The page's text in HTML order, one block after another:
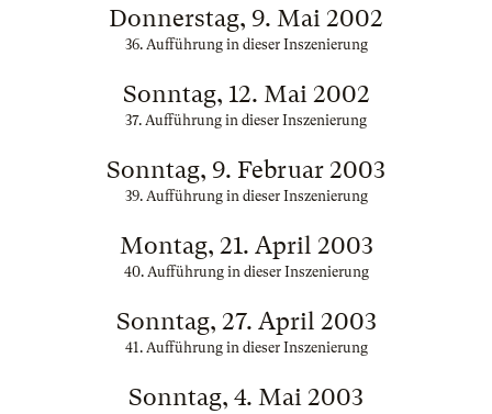
Donnerstag, 9. Mai 2002
36. Aufführung in dieser Inszenierung
Sonntag, 12. Mai 2002
37. Aufführung in dieser Inszenierung
Sonntag, 9. Februar 2003
39. Aufführung in dieser Inszenierung
Montag, 21. April 2003
40. Aufführung in dieser Inszenierung
Sonntag, 27. April 2003
41. Aufführung in dieser Inszenierung
Sonntag, 4. Mai 2003